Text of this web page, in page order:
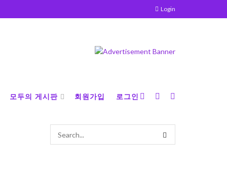
Login
모두의 게시판 회원가입 로그인